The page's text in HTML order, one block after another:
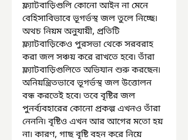
ফ্ল্যাটবাড়িগুলি কোনো আইন না মেনে
বেহিসাবিভাবে ভূগর্ভস্থ জল তুলে নিচ্ছে৷
অথচ নিয়ম অনুযায়ী, প্রতিটি
ফ্ল্যাটবাড়িকেও পুরসভা থেকে সরবরাহ
করা জল সঞ্চয় করে রাখতে হবে৷ তাঁরা
ফ্ল্যাটবাড়িগুলিতে অভিযান শুরু করছেন৷
অনিয়ন্ত্রিতভাবে ভূগর্ভস্থ জল উত্তোলন
বন্ধ করতেই হবে৷ তবে বৃষ্টির জল
পুনর্ব্যবহারের কোনো প্রকল্প এখনও তাঁরা
নেননি৷ বৃষ্টিও এখন আর আগের মতো হয়
না৷ কারণ, গাছ বৃষ্টি বহন করে নিয়ে